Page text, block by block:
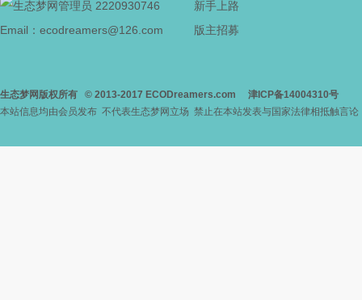
2220930746
Email：ecodreamers@126.com
新手上路
版主招募
生态梦网版权所有 © 2013-2017 ECODreamers.com
津ICP备14004310号
本站信息均由会员发布 不代表生态梦网立场 禁止在本站发表与国家法律相抵触言论